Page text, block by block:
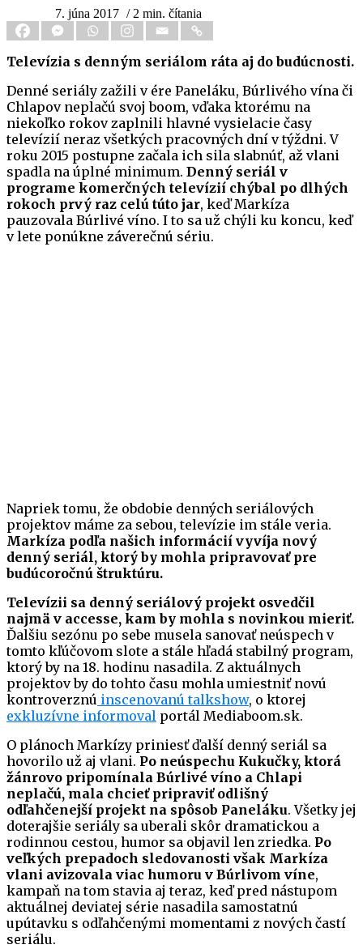
7. júna 2017 / 2 min. čítania
Televízia s denným seriálom ráta aj do budúcnosti.
Denné seriály zažili v ére Paneláku, Búrlivého vína či
Chlapov neplačú svoj boom, vďaka ktorému na
niekoľko rokov zaplnili hlavné vysielacie časy
televízií neraz všetkých pracovných dní v týždni. V
roku 2015 postupne začala ich sila slabnúť, až vlani
spadla na úplné minimum. Denný seriál v
programe komerčných televízií chýbal po dlhých
rokoch prvý raz celú túto jar, keď Markíza
pauzovala Búrlivé víno. I to sa už chýli ku koncu, keď
v lete ponúkne záverečnú sériu.
Napriek tomu, že obdobie denných seriálových
projektov máme za sebou, televízie im stále veria.
Markíza podľa našich informácií vyvíja nový
denný seriál, ktorý by mohla pripravovať pre
budúcoročnú štruktúru.
Televízii sa denný seriálový projekt osvedčil
najmä v accesse, kam by mohla s novinkou mieriť.
Ďalšiu sezónu po sebe musela sanovať neúspech v
tomto kľúčovom slote a stále hľadá stabilný program,
ktorý by na 18. hodinu nasadila. Z aktuálnych
projektov by do tohto času mohla umiestniť novú
kontroverznú inscenovanú talkshow, o ktorej
exkluzívne informoval portál Mediaboom.sk.
O plánoch Markízy priniesť ďalší denný seriál sa
hovorilo už aj vlani. Po neúspechu Kukučky, ktorá
žánrovo pripomínala Búrlivé víno a Chlapi
neplačú, mala chcieť pripraviť odlišný
odľahčenejší projekt na spôsob Paneláku. Všetky jej
doterajšie seriály sa uberali skôr dramatickou a
rodinnou cestou, humor sa objavil len zriedka. Po
veľkých prepadoch sledovanosti však Markíza
vlani avizovala viac humoru v Búrlivom víne,
kampaň na tom stavia aj teraz, keď pred nástupom
aktuálnej deviatej série nasadila samostatnú
upútavku s odľahčenými momentami z nových častí
seriálu.